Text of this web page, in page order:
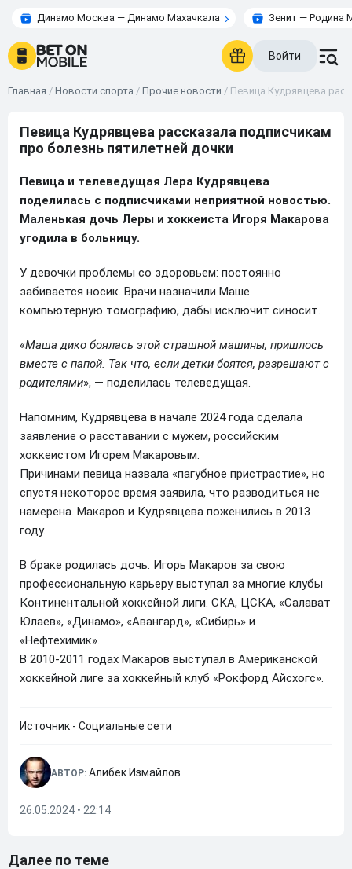
Динамо Москва — Динамо Махачкала Зенит — Родина
Войти
Главная / Новости спорта / Прочие новости / Певица Кудрявцева
Певица Кудрявцева рассказала подписчикам
про болезнь пятилетней дочки
Певица и телеведущая Лера Кудрявцева
поделилась с подписчиками неприятной новостью.
Маленькая дочь Леры и хоккеиста Игоря Макарова
угодила в больницу.
У девочки проблемы со здоровьем: постоянно
забивается носик. Врачи назначили Маше
компьютерную томографию, дабы исключит синосит.
«Маша дико боялась этой страшной машины, пришлось
вместе с папой. Так что, если детки боятся, разрешают с
родителями», — поделилась телеведущая.
Напомним, Кудрявцева в начале 2024 года сделала
заявление о расставании с мужем, российским
хоккеистом Игорем Макаровым.
Причинами певица назвала «пагубное пристрастие», но
спустя некоторое время заявила, что разводиться не
намерена. Макаров и Кудрявцева поженились в 2013
году.
В браке родилась дочь. Игорь Макаров за свою
профессиональную карьеру выступал за многие клубы
Континентальной хоккейной лиги. СКА, ЦСКА, «Салават
Юлаев», «Динамо», «Авангард», «Сибирь» и
«Нефтехимик».
В 2010-2011 годах Макаров выступал в Американской
хоккейной лиге за хоккейный клуб «Рокфорд Айсхогс».
Источник - Социальные сети
АВТОР: Алибек Измайлов
26.05.2024 • 22:14
Далее по теме